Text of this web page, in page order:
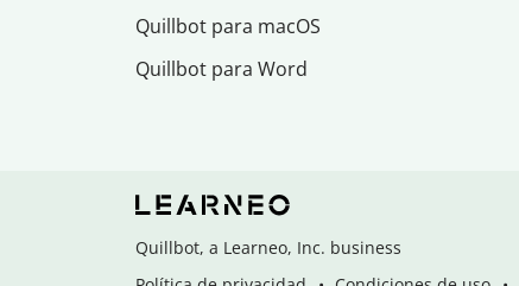
Quillbot para macOS
Quillbot para Word
Quillbot, a Learneo, Inc. business